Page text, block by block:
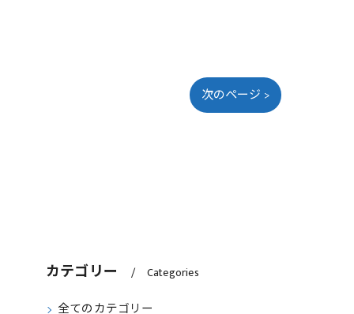
次のページ >
カテゴリー Categories
全てのカテゴリー